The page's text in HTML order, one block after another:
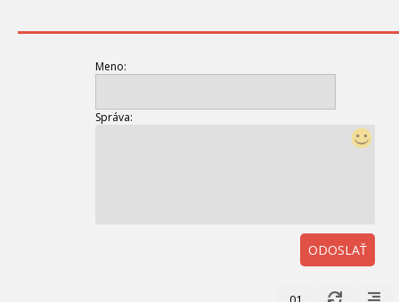
Meno:
Správa:
ODOSLAŤ